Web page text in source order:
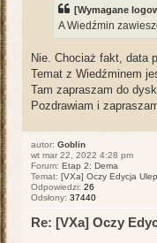
[Wymagane
A Wiedźmin
Nie. Chociaż fakt, data
Temat z Wiedźminem
Tam zapraszam do
Pozdrawiam i
autor: Goblin
wt mar 22, 2022 4:28 pm
Forum: Etap 2: Dema
Temat: [VXa] Oczy Edycja
Odpowiedzi: 26
Odsłony: 37440
Re: [VXa] Oczy